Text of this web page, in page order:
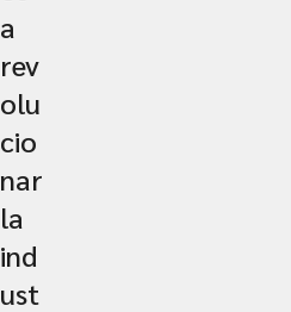
a
rev
olu
cio
nar
la
ind
ust